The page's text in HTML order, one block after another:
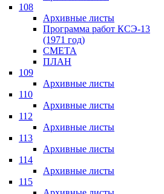
108
Архивные листы
Программа работ КСЭ-13
(1971 год)
СМЕTA
ПЛАН
109
Архивные листы
110
Архивные листы
112
Архивные листы
113
Архивные листы
114
Архивные листы
115